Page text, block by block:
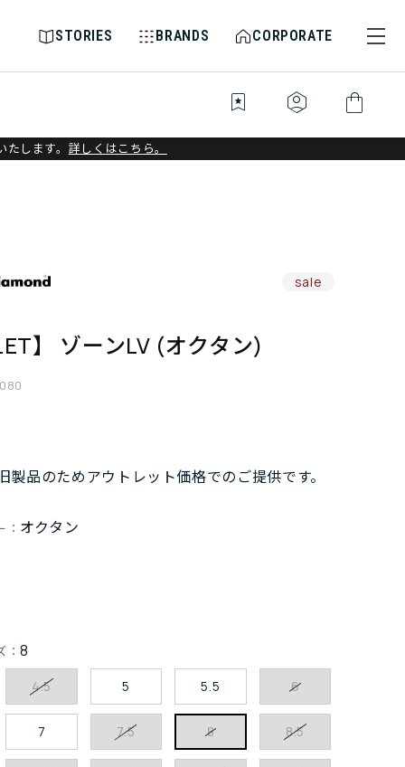
STORIES BRANDS CORPORATE
bookmark_star identity_platform shopping_bag
します。 詳しくはこちら。
sale
】 ゾーンLV (オクタン)
製品のためアウトレット価格でのご提供です。
： オクタン
： 8
4.5 5 5.5 6
7 7.5 8 8.5